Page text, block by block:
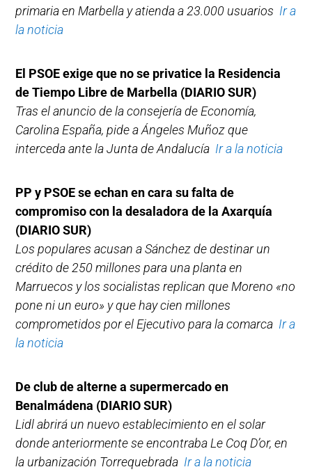
primaria en Marbella y atienda a 23.000 usuarios Ir a
la noticia
El PSOE exige que no se privatice la Residencia
de Tiempo Libre de Marbella (DIARIO SUR)
Tras el anuncio de la consejería de Economía,
Carolina España, pide a Ángeles Muñoz que
interceda ante la Junta de Andalucía Ir a la noticia
PP y PSOE se echan en cara su falta de
compromiso con la desaladora de la Axarquía
(DIARIO SUR)
Los populares acusan a Sánchez de destinar un
crédito de 250 millones para una planta en
Marruecos y los socialistas replican que Moreno «no
pone ni un euro» y que hay cien millones
comprometidos por el Ejecutivo para la comarca Ir a
la noticia
De club de alterne a supermercado en
Benalmádena (DIARIO SUR)
Lidl abrirá un nuevo establecimiento en el solar
donde anteriormente se encontraba Le Coq D’or, en
la urbanización Torrequebrada Ir a la noticia